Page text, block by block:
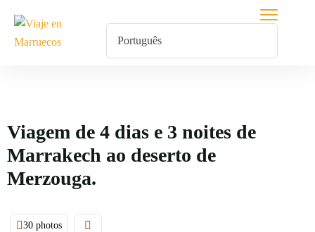
Viagem de 4 dias e 3 noites de
Marrakech ao deserto de
Merzouga.
30 photos